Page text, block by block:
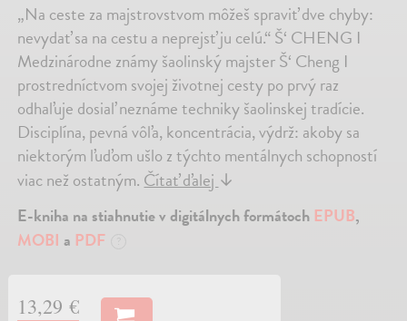
„Na ceste za majstrovstvom môžeš spraviť dve chyby:
nevydať sa na cestu a neprejsť ju celú.“ Š‘ CHENG I
Medzinárodne známy šaolinský majster Š‘ Cheng I
prostredníctvom svojej životnej cesty po prvý raz
odhaľuje dosiaľ neznáme techniky šaolinskej tradície.
Disciplína, pevná vôľa, koncentrácia, výdrž: akoby sa
niektorým ľuďom ušlo z týchto mentálnych schopností
viac než ostatným.Čítať ďalej↓
E-kniha na stiahnutie v digitálnych formátoch EPUB,
MOBI a PDF
13,29 €